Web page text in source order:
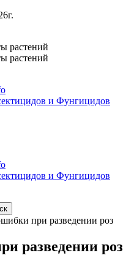
и Фунгицидов
и Фунгицидов
при разведении роз
разведении роз